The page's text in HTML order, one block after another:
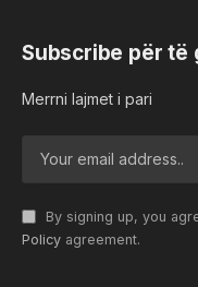
Subscribe për të
Merrni lajmet i pari
By signing up, you
Policy agreement.